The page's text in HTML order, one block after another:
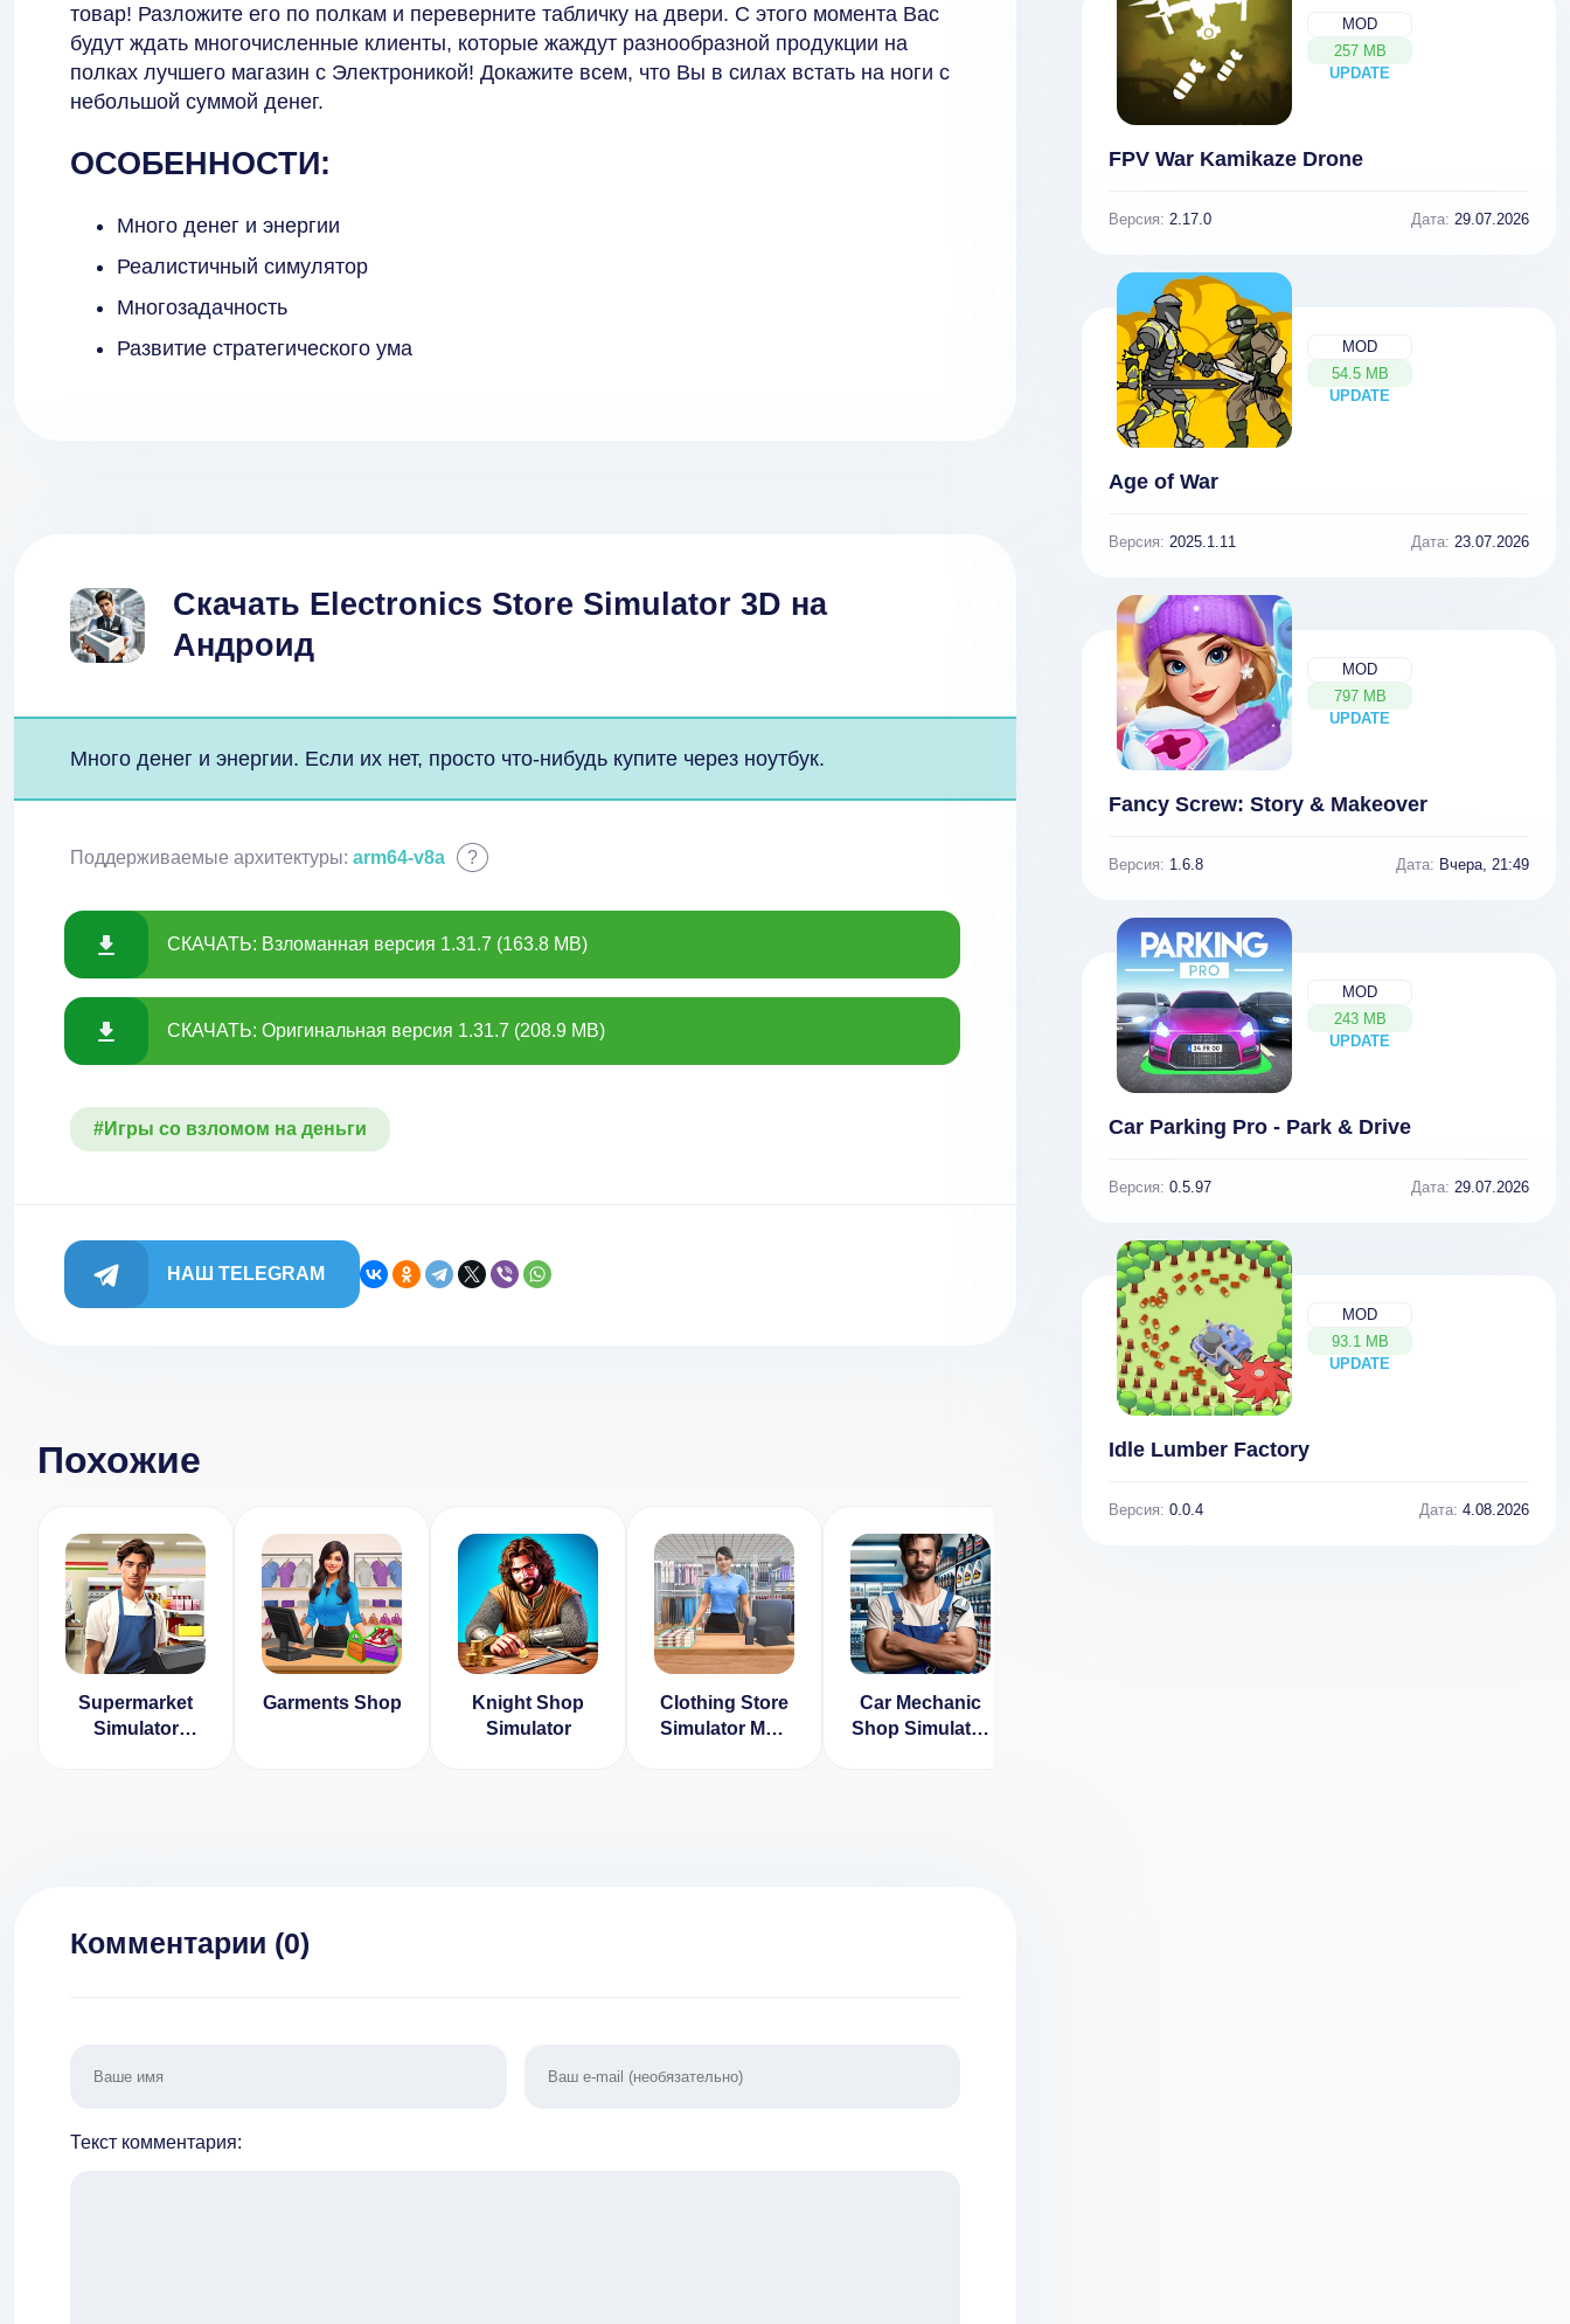
товар! Разложите его по полкам и переверните табличку на двери. С этого момента Вас
будут ждать многочисленные клиенты, которые жаждут разнообразной продукции на
полках лучшего магазин с Электроникой! Докажите всем, что Вы в силах встать на ноги с
небольшой суммой денег.
ОСОБЕННОСТИ:
Много денег и энергии
Реалистичный симулятор
Многозадачность
Развитие стратегического ума
Скачать Electronics Store Simulator 3D на
Андроид
Много денег и энергии. Если их нет, просто что-нибудь купите через ноутбук.
Поддерживаемые архитектуры: arm64-v8a ?
СКАЧАТЬ: Взломанная версия 1.31.7 (163.8 MB)
СКАЧАТЬ: Оригинальная версия 1.31.7 (208.9 MB)
#Игры со взломом на деньги
НАШ TELEGRAM
Похожие
Supermarket
Simulator
Garments Shop
Knight Shop
Simulator
Clothing Store
Simulator Мод
Car Mechanic
Shop Simulator
Комментарии (0)
Текст комментария:
MOD
257 MB
UPDATE
NEW
FPV War Kamikaze Drone
Версия: 2.17.0 Дата: 29.07.2026
MOD
54.5 MB
UPDATE
NEW
Age of War
Версия: 2025.1.11 Дата: 23.07.2026
MOD
797 MB
UPDATE
NEW
Fancy Screw: Story & Makeover
Версия: 1.6.8 Дата: Вчера, 21:49
MOD
243 MB
UPDATE
NEW
Car Parking Pro - Park & Drive
Версия: 0.5.97 Дата: 29.07.2026
MOD
93.1 MB
UPDATE
NEW
Idle Lumber Factory
Версия: 0.0.4 Дата: 4.08.2026